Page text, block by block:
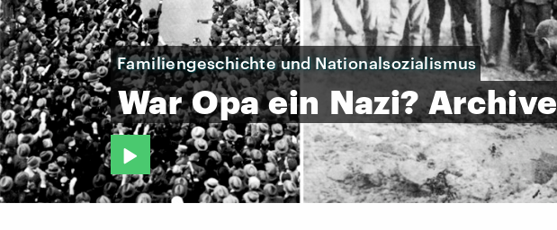
Familiengeschichte und Nationalsozialismus
War Opa ein Nazi? Archive